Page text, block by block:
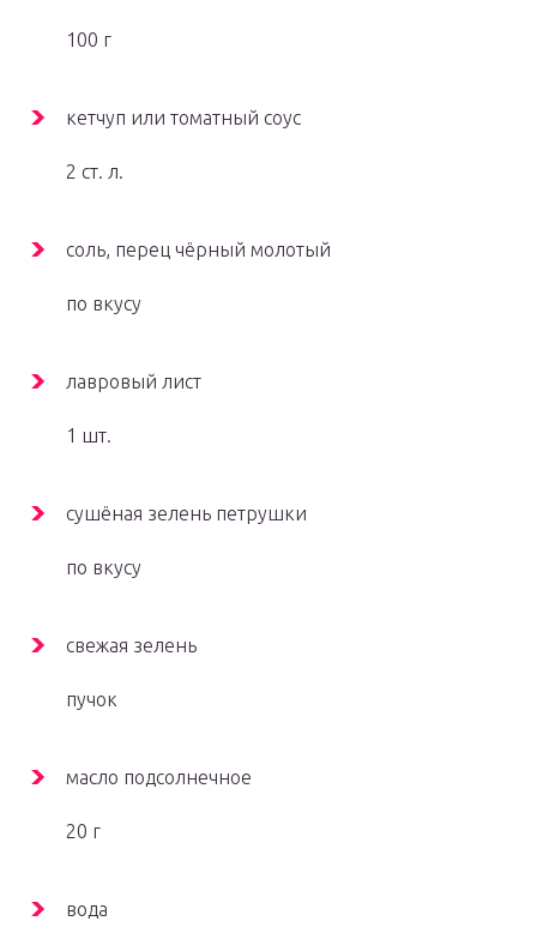
100 г
кетчуп или томатный соус
2 ст. л.
соль, перец чёрный молотый
по вкусу
лавровый лист
1 шт.
сушёная зелень петрушки
по вкусу
свежая зелень
пучок
масло подсолнечное
20 г
вода